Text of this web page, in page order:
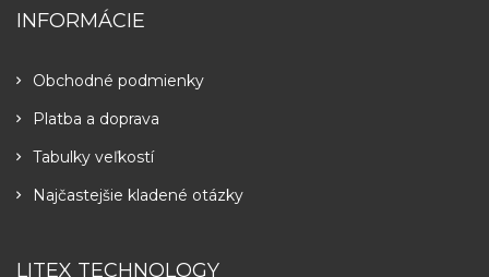
INFORMÁCIE
Obchodné podmienky
Platba a doprava
Tabulky veľkostí
Najčastejšie kladené otázky
LITEX TECHNOLOGY